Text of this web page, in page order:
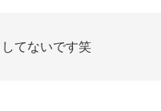
てないです笑